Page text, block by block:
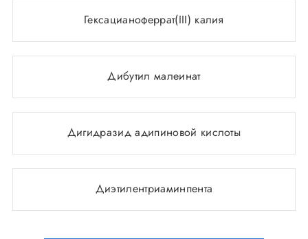
Гексацианоферрат(III) калия
Дибутил малеинат
Дигидразид адипиновой кислоты
Диэтилентриаминпента